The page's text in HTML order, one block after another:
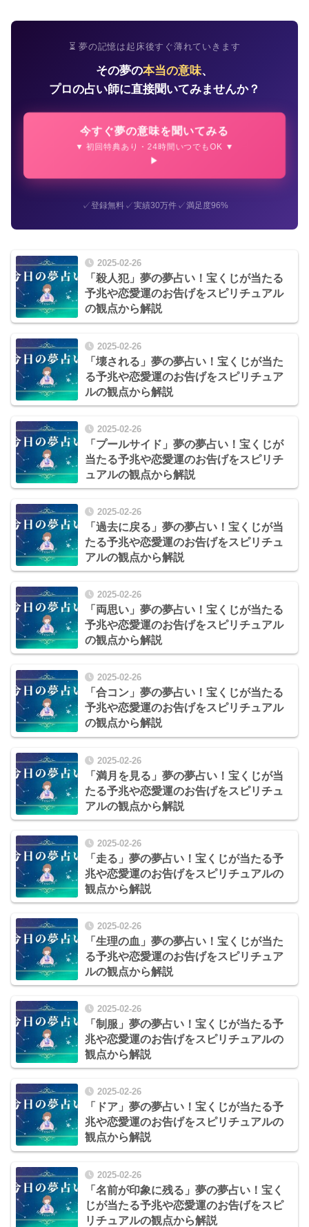
⏳ 夢の記憶は起床後すぐ薄れていきます
その夢の本当の意味、
プロの占い師に直接聞いてみませんか？
今すぐ夢の意味を聞いてみる
▼ 初回特典あり・24時間いつでもOK ▼
✓登録無料✓実績30万件✓満足度96%
2025-02-26
「殺人犯」夢の夢占い！宝くじが当たる
予兆や恋愛運のお告げをスピリチュアル
の観点から解説
2025-02-26
「壊される」夢の夢占い！宝くじが当た
る予兆や恋愛運のお告げをスピリチュア
ルの観点から解説
2025-02-26
「プールサイド」夢の夢占い！宝くじが
当たる予兆や恋愛運のお告げをスピリチ
ュアルの観点から解説
2025-02-26
「過去に戻る」夢の夢占い！宝くじが当
たる予兆や恋愛運のお告げをスピリチュ
アルの観点から解説
2025-02-26
「両思い」夢の夢占い！宝くじが当たる
予兆や恋愛運のお告げをスピリチュアル
の観点から解説
2025-02-26
「合コン」夢の夢占い！宝くじが当たる
予兆や恋愛運のお告げをスピリチュアル
の観点から解説
2025-02-26
「満月を見る」夢の夢占い！宝くじが当
たる予兆や恋愛運のお告げをスピリチュ
アルの観点から解説
2025-02-26
「走る」夢の夢占い！宝くじが当たる予
兆や恋愛運のお告げをスピリチュアルの
観点から解説
2025-02-26
「生理の血」夢の夢占い！宝くじが当た
る予兆や恋愛運のお告げをスピリチュア
ルの観点から解説
2025-02-26
「制服」夢の夢占い！宝くじが当たる予
兆や恋愛運のお告げをスピリチュアルの
観点から解説
2025-02-26
「ドア」夢の夢占い！宝くじが当たる予
兆や恋愛運のお告げをスピリチュアルの
観点から解説
2025-02-26
「名前が印象に残る」夢の夢占い！宝く
じが当たる予兆や恋愛運のお告げをスピ
リチュアルの観点から解説